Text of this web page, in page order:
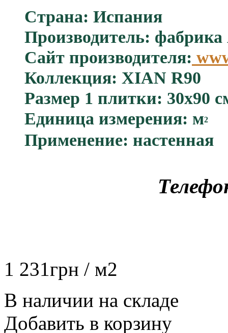
Страна: Испания
Производитель:
Сайт производителя:
Коллекция: XIAN R90
Размер 1 плитки: 30x90
Единица измерения: м2
Применение: настенная
1 231грн / м2
В наличии на складе
Добавить в корзину